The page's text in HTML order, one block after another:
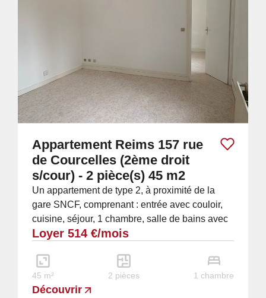
Appartement Reims 157 rue
de Courcelles (2ème droit
s/cour) - 2 pièce(s) 45 m2
Un appartement de type 2, à proximité de la
gare SNCF, comprenant : entrée avec couloir,
cuisine, séjour, 1 chambre, salle de bains avec
douche et meuble vasque, et W.C. séparés....
Loyer 514 €/mois
45 m² 2 pièces 1 chambre
Découvrir